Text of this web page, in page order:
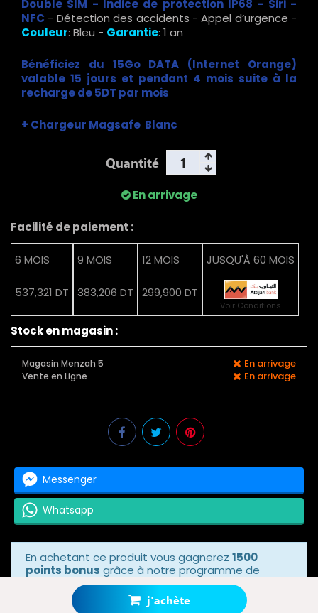
Double SIM - Indice de protection IP68 - Siri -
NFC - Détection des accidents - Appel d’urgence -
Couleur: Bleu - Garantie: 1 an
Bénéficiez du 15Go DATA (Internet Orange)
valable 15 jours et pendant 4 mois suite à la
recharge de 5DT par mois
+ Chargeur Magsafe Blanc
Quantité
j'achète
En arrivage
Facilité de paiement :
6 MOIS
537,321 DT
9 MOIS
383,206 DT
12 MOIS
299,900 DT
JUSQU'À 60 MOIS
Voir Conditions
Stock en magasin :
Magasin Menzah 5 En arrivage
Vente en Ligne En arrivage
Messenger
Whatsapp
En achetant ce produit vous gagnerez 1500
points bonus grâce à notre programme de
fidélité. Votre panier totalisera1500 points